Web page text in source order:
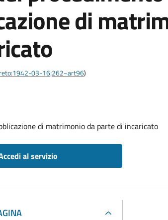
di
03-16;262~art96)
di matrimonio da parte di incaricato
al servizio